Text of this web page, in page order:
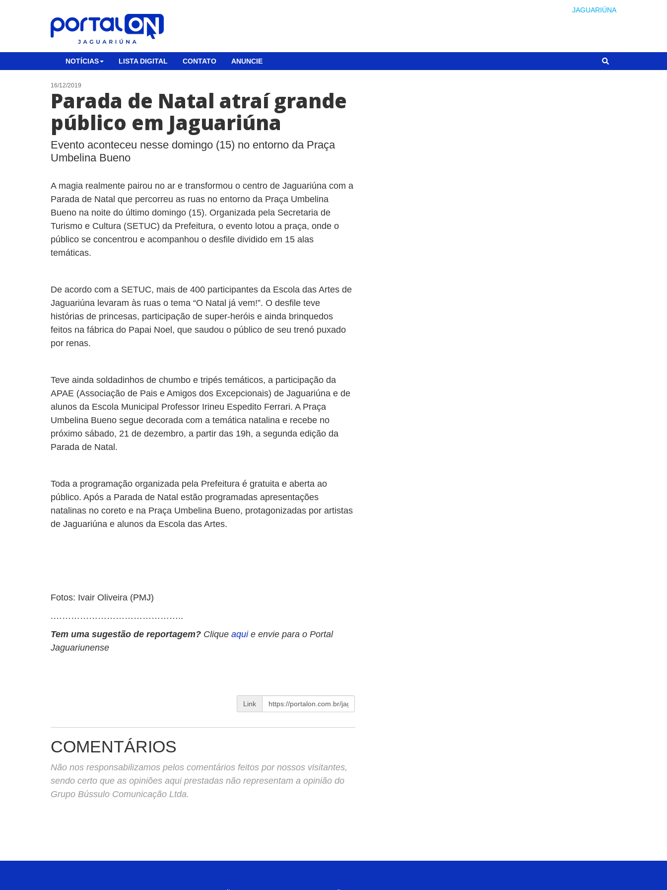
JAGUARIÚNA
NOTÍCIAS LISTA DIGITAL CONTATO ANUNCIE
16/12/2019
Parada de Natal atraí grande
público em Jaguariúna
Evento aconteceu nesse domingo (15) no entorno da Praça
Umbelina Bueno
A magia realmente pairou no ar e transformou o centro de Jaguariúna com a
Parada de Natal que percorreu as ruas no entorno da Praça Umbelina
Bueno na noite do último domingo (15). Organizada pela Secretaria de
Turismo e Cultura (SETUC) da Prefeitura, o evento lotou a praça, onde o
público se concentrou e acompanhou o desfile dividido em 15 alas
temáticas.
De acordo com a SETUC, mais de 400 participantes da Escola das Artes de
Jaguariúna levaram às ruas o tema “O Natal já vem!”. O desfile teve
histórias de princesas, participação de super-heróis e ainda brinquedos
feitos na fábrica do Papai Noel, que saudou o público de seu trenó puxado
por renas.
Teve ainda soldadinhos de chumbo e tripés temáticos, a participação da
APAE (Associação de Pais e Amigos dos Excepcionais) de Jaguariúna e de
alunos da Escola Municipal Professor Irineu Espedito Ferrari. A Praça
Umbelina Bueno segue decorada com a temática natalina e recebe no
próximo sábado, 21 de dezembro, a partir das 19h, a segunda edição da
Parada de Natal.
Toda a programação organizada pela Prefeitura é gratuita e aberta ao
público. Após a Parada de Natal estão programadas apresentações
natalinas no coreto e na Praça Umbelina Bueno, protagonizadas por artistas
de Jaguariúna e alunos da Escola das Artes.
Fotos: Ivair Oliveira (PMJ)
.……………………………………..
Tem uma sugestão de reportagem? Clique aqui e envie para o Portal
Jaguariunense
Link
COMENTÁRIOS
Não nos responsabilizamos pelos comentários feitos por nossos visitantes,
sendo certo que as opiniões aqui prestadas não representam a opinião do
Grupo Bússulo Comunicação Ltda.